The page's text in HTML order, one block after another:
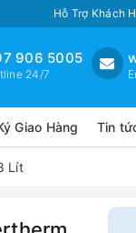
Hỗ Trợ Khách
906 5005
24/7
Giao Hàng Tin
Lít